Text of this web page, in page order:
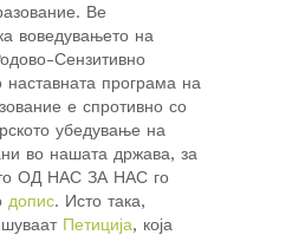
Ве
воведувањето на
Сензитивно
програма на
е спротивно со
убедување на
во нашата држава, за
ОД НАС ЗА НАС го
допис. Исто така,
Петиција, која